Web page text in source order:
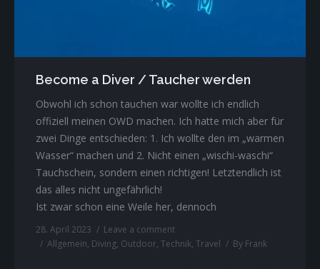
Become a Diver / Taucher werden
Obwohl ich schon tauchen war wollte ich endlich
offiziell meinen OWD machen. Ich hatte mich aber für
zwei Dinge entschieden: 1. Ich wollte den im „warmen
Wasser“ machen und 2. Nicht einen „wischi-waschi“
Tauchschein, sondern einen richtigen! Letztendlich ist
das alles nicht ungefährlich!
Ist zwar schon eine Weile her, dennoch
28. April 2023
Leave a comment
Allgemein, Diving, Outdoor, Technik, Travel By Frank